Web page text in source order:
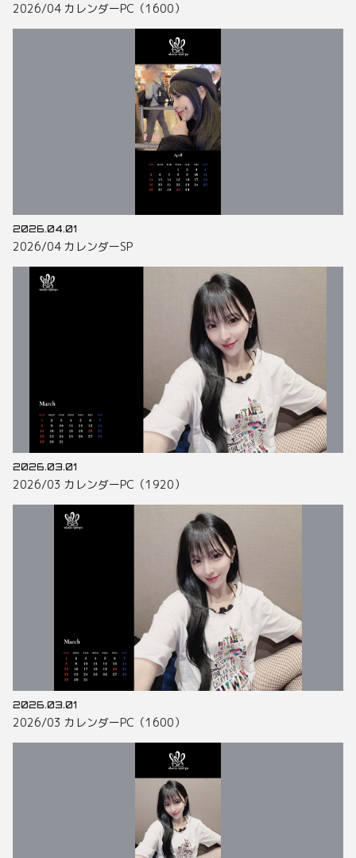
2026/04 カレンダーPC（1600）
2026.04.01
2026/04 カレンダーSP
2026.03.01
2026/03 カレンダーPC（1920）
2026.03.01
2026/03 カレンダーPC（1600）